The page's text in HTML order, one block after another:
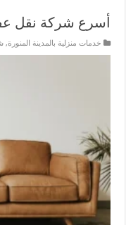
أسرع شركة نقل
خدمات منزلية بالمدينة المنورة,